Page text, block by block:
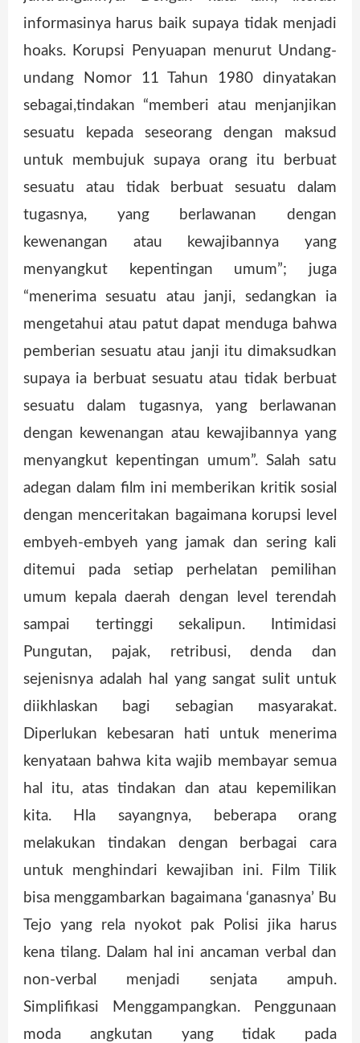
informasinya harus baik supaya tidak menjadi
hoaks. Korupsi Penyuapan menurut Undang-
undang Nomor 11 Tahun 1980 dinyatakan
sebagai,tindakan “memberi atau menjanjikan
sesuatu kepada seseorang dengan maksud
untuk membujuk supaya orang itu berbuat
sesuatu atau tidak berbuat sesuatu dalam
tugasnya, yang berlawanan dengan
kewenangan atau kewajibannya yang
menyangkut kepentingan umum”; juga
“menerima sesuatu atau janji, sedangkan ia
mengetahui atau patut dapat menduga bahwa
pemberian sesuatu atau janji itu dimaksudkan
supaya ia berbuat sesuatu atau tidak berbuat
sesuatu dalam tugasnya, yang berlawanan
dengan kewenangan atau kewajibannya yang
menyangkut kepentingan umum”. Salah satu
adegan dalam film ini memberikan kritik sosial
dengan menceritakan bagaimana korupsi level
embyeh-embyeh yang jamak dan sering kali
ditemui pada setiap perhelatan pemilihan
umum kepala daerah dengan level terendah
sampai tertinggi sekalipun. Intimidasi
Pungutan, pajak, retribusi, denda dan
sejenisnya adalah hal yang sangat sulit untuk
diikhlaskan bagi sebagian masyarakat.
Diperlukan kebesaran hati untuk menerima
kenyataan bahwa kita wajib membayar semua
hal itu, atas tindakan dan atau kepemilikan
kita. Hla sayangnya, beberapa orang
melakukan tindakan dengan berbagai cara
untuk menghindari kewajiban ini. Film Tilik
bisa menggambarkan bagaimana ‘ganasnya’ Bu
Tejo yang rela nyokot pak Polisi jika harus
kena tilang. Dalam hal ini ancaman verbal dan
non-verbal menjadi senjata ampuh.
Simplifikasi Menggampangkan. Penggunaan
moda angkutan yang tidak pada